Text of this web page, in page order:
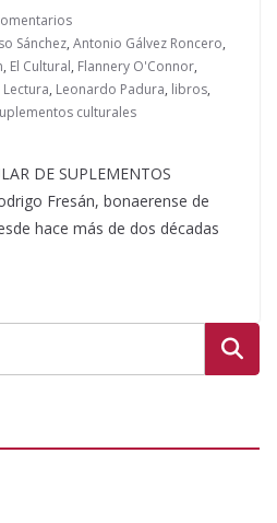
Sánchez, Antonio Gálvez Roncero,
, El Cultural, Flannery O'Connor,
Lectura, Leonardo Padura, libros,
culturales
DE SUPLEMENTOS
Fresán, bonaerense de
hace más de dos décadas